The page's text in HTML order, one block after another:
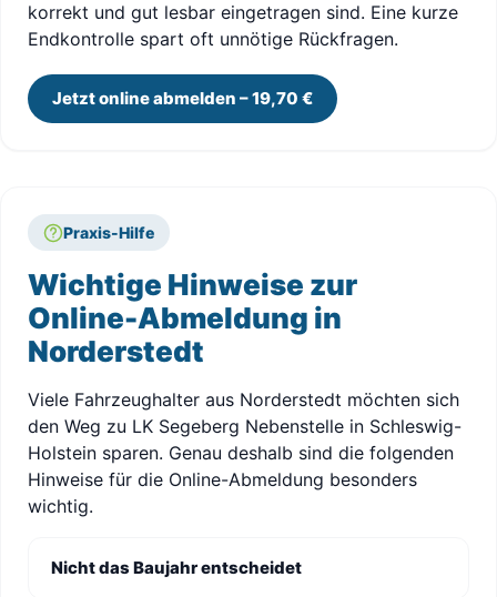
korrekt und gut lesbar eingetragen sind. Eine kurze
Endkontrolle spart oft unnötige Rückfragen.
Jetzt online abmelden – 19,70 €
Praxis-Hilfe
Wichtige Hinweise zur
Online-Abmeldung in
Norderstedt
Viele Fahrzeughalter aus Norderstedt möchten sich
den Weg zu LK Segeberg Nebenstelle in Schleswig-
Holstein sparen. Genau deshalb sind die folgenden
Hinweise für die Online-Abmeldung besonders
wichtig.
Nicht das Baujahr entscheidet